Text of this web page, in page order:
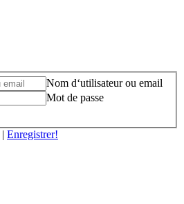
Nom d‘utilisateur ou email
Mot de passe
| Enregistrer!